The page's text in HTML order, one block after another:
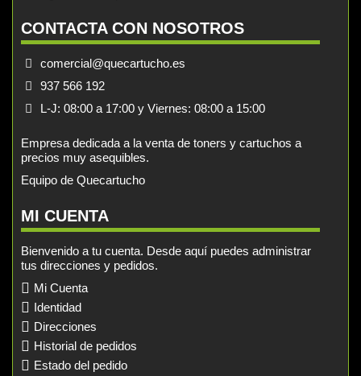
CONTACTA CON NOSOTROS
comercial@quecartucho.es
937 566 192
L-J: 08:00 a 17:00 y Viernes: 08:00 a 15:00
Empresa dedicada a la venta de toners y cartuchos a
precios muy asequibles.
Equipo de Quecartucho
MI CUENTA
Bienvenido a tu cuenta. Desde aquí puedes administrar
tus direcciones y pedidos.
Mi Cuenta
Identidad
Direcciones
Historial de pedidos
Estado del pedido